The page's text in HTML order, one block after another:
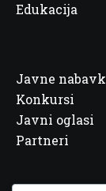
Edukacija
Javne
Konkursi
Javni oglasi
Partneri